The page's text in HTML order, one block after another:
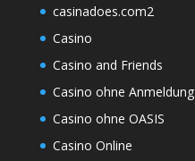
casinadoes.com2
Casino
Casino and Friends
Casino ohne Anmeldung
Casino ohne OASIS
Casino Online